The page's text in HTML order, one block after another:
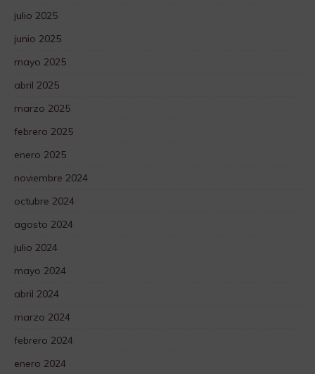
julio 2025
junio 2025
mayo 2025
abril 2025
marzo 2025
febrero 2025
enero 2025
noviembre 2024
octubre 2024
agosto 2024
julio 2024
mayo 2024
abril 2024
marzo 2024
febrero 2024
enero 2024